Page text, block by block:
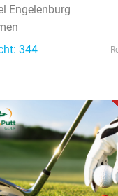
Engelenburg
344